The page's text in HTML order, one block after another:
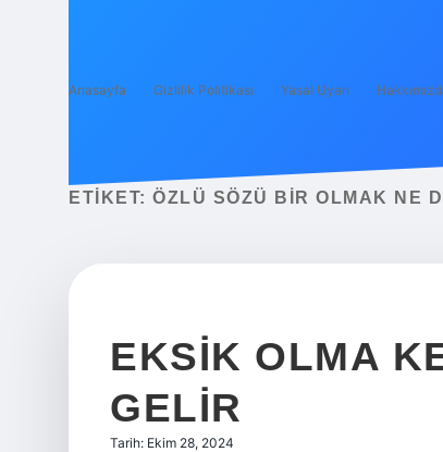
Anasayfa Gizlilik Politikası Yasal Uyarı
ETIKET: ÖZLÜ SÖZÜ BIR OLMAK NE
EKSIK OLMA
GELIR
Tarih: Ekim 28, 2024